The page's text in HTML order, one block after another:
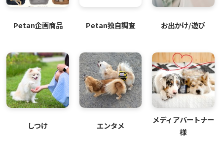
Petan企画商品 Petan独自調査 お出かけ/遊び
しつけ エンタメ
メディアパートナー
様